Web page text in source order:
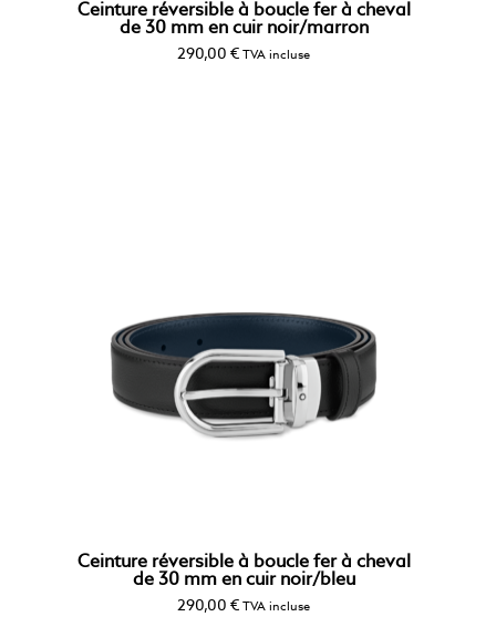
Ceinture réversible à boucle fer à cheval
de 30 mm en cuir noir/marron
290,00 € TVA incluse
Ceinture réversible à boucle fer à cheval
de 30 mm en cuir noir/bleu
290,00 € TVA incluse